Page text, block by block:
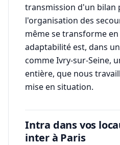
transmission d'un bilan
l'organisation des
même se transforme
adaptabilité est, dans
comme Ivry-sur-Seine,
entière, que nous
mise en situation.
Intra dans vos
inter à Paris